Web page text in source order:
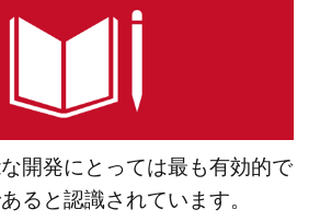
開発にとっては最も有効的で
ると認識されています。